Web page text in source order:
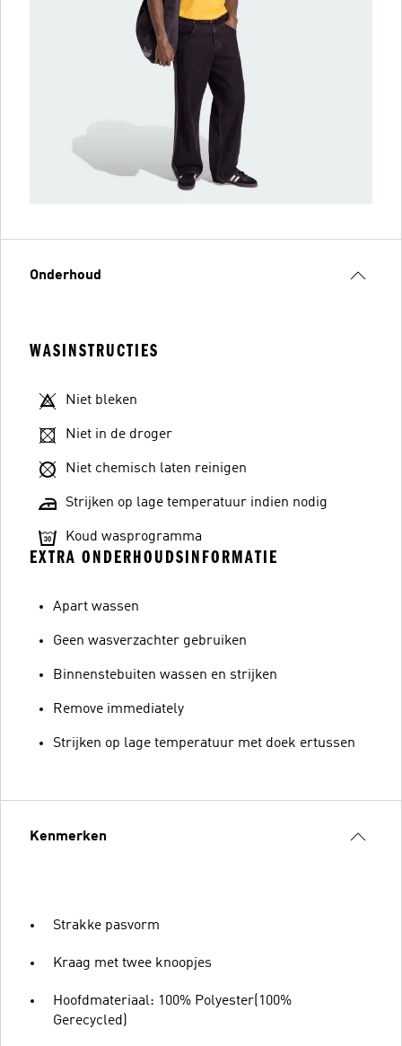
Onderhoud
WASINSTRUCTIES
Niet bleken
Niet in de droger
Niet chemisch laten reinigen
Strijken op lage temperatuur indien nodig
Koud wasprogramma
EXTRA ONDERHOUDSINFORMATIE
Apart wassen
Geen wasverzachter gebruiken
Binnenstebuiten wassen en strijken
Remove immediately
Strijken op lage temperatuur met doek ertussen
Kenmerken
Strakke pasvorm
Kraag met twee knoopjes
Hoofdmateriaal: 100% Polyester(100%
Gerecycled)